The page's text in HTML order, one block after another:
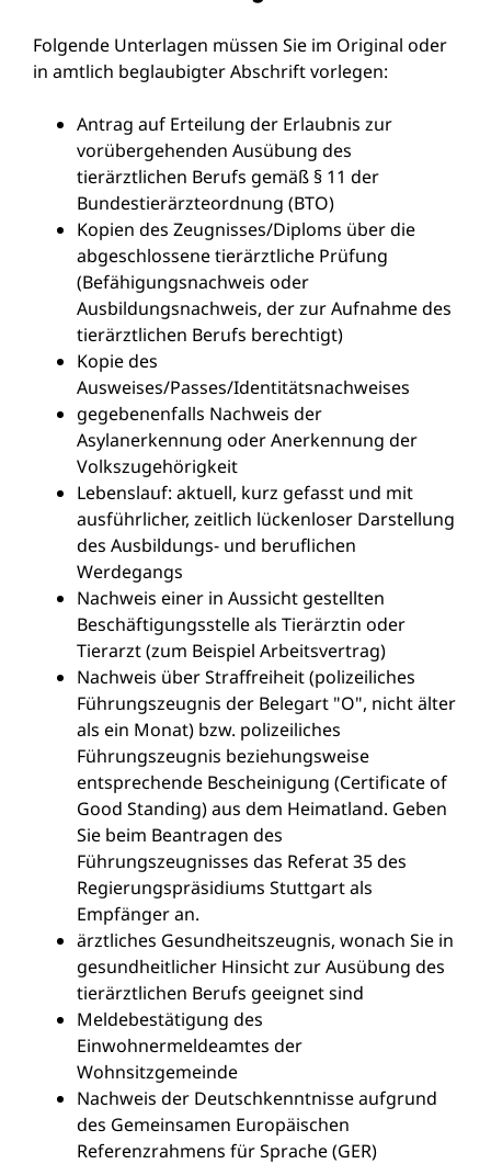
Folgende Unterlagen müssen Sie im Original oder
in amtlich beglaubigter Abschrift vorlegen:
Antrag auf Erteilung der Erlaubnis zur
vorübergehenden Ausübung des
tierärztlichen Berufs gemäß § 11 der
Bundestierärzteordnung (BTO)
Kopien des Zeugnisses/Diploms über die
abgeschlossene tierärztliche Prüfung
(Befähigungsnachweis oder
Ausbildungsnachweis, der zur Aufnahme des
tierärztlichen Berufs berechtigt)
Kopie des
Ausweises/Passes/Identitätsnachweises
gegebenenfalls Nachweis der
Asylanerkennung oder Anerkennung der
Volkszugehörigkeit
Lebenslauf: aktuell, kurz gefasst und mit
ausführlicher, zeitlich lückenloser Darstellung
des Ausbildungs- und beruflichen
Werdegangs
Nachweis einer in Aussicht gestellten
Beschäftigungsstelle als Tierärztin oder
Tierarzt (zum Beispiel Arbeitsvertrag)
Nachweis über Straffreiheit (polizeiliches
Führungszeugnis der Belegart "O", nicht älter
als ein Monat) bzw. polizeiliches
Führungszeugnis beziehungsweise
entsprechende Bescheinigung (Certificate of
Good Standing) aus dem Heimatland. Geben
Sie beim Beantragen des
Führungszeugnisses das Referat 35 des
Regierungspräsidiums Stuttgart als
Empfänger an.
ärztliches Gesundheitszeugnis, wonach Sie in
gesundheitlicher Hinsicht zur Ausübung des
tierärztlichen Berufs geeignet sind
Meldebestätigung des
Einwohnermeldeamtes der
Wohnsitzgemeinde
Nachweis der Deutschkenntnisse aufgrund
des Gemeinsamen Europäischen
Referenzrahmens für Sprache (GER)